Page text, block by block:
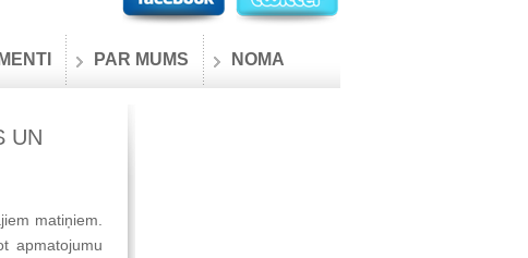
PAR MUMS NOMA
UN
matiņiem.
apmatojumu